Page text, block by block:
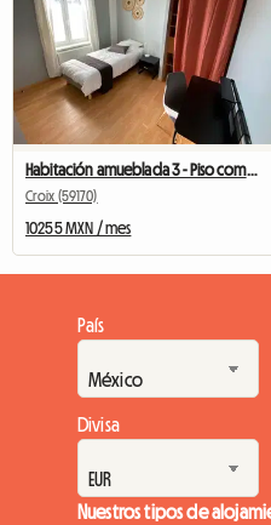
Habitación amueblada 3 - Piso compartido de Fresnoy
Croix (59170)
10255 MXN / mes
País
Divisa
Nuestros tipos de